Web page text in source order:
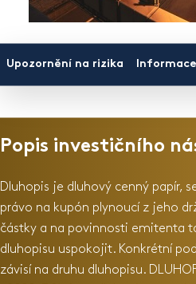
Upozornění na rizika
Popis investičního
Dluhopis je dluhový cenný papír,
právo na kupón plynoucí z jeho
částky a na povinnosti emitenta
dluhopisu uspokojit. Konkrétní
závisí na druhu dluhopisu.